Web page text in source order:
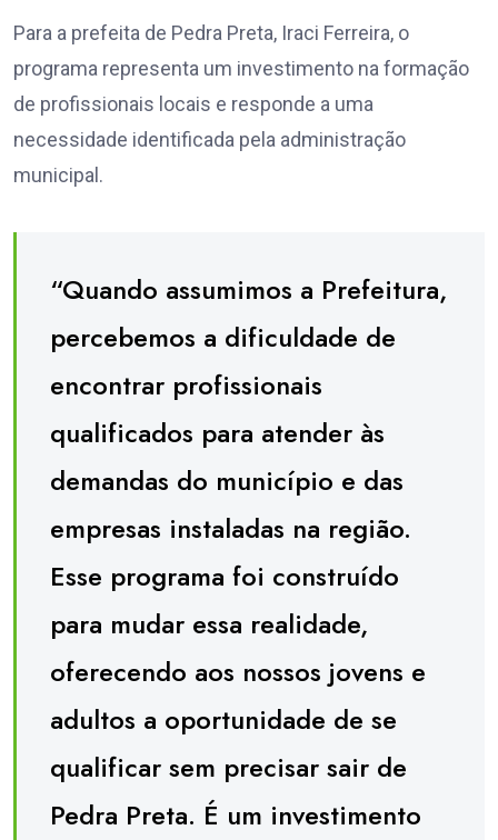
Para a prefeita de Pedra Preta, Iraci Ferreira, o
programa representa um investimento na formação
de profissionais locais e responde a uma
necessidade identificada pela administração
municipal.
“Quando assumimos a Prefeitura,
percebemos a dificuldade de
encontrar profissionais
qualificados para atender às
demandas do município e das
empresas instaladas na região.
Esse programa foi construído
para mudar essa realidade,
oferecendo aos nossos jovens e
adultos a oportunidade de se
qualificar sem precisar sair de
Pedra Preta. É um investimento